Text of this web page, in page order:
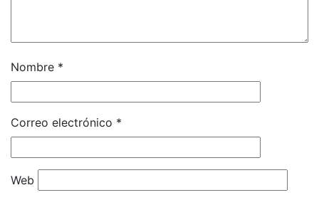
Nombre *
Correo electrónico *
Web